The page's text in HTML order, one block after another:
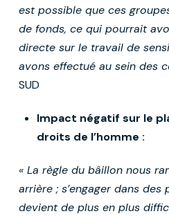
est possible que ces
de fonds, ce qui pourrait
directe sur le travail de
avons effectué au sein des
SUD
Impact négatif sur le
droits de l’homme :
« La règle du bâillon nous
arrière ; s’engager dans
devient de plus en plus